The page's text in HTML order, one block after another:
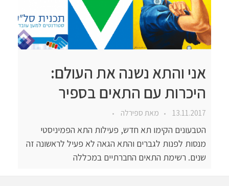
אני והתא נשנה את העולם:
היכרות עם התאים בספיר
13.11.2017 מאתספירלה
הטבעונים הקימו תא חדש, פעילות התא הפמיניסטי
מנסות לפנות לגברים והתא הגאה לא פעיל לראשונה זה
שנים. רשימת התאים החברתיים במכללה